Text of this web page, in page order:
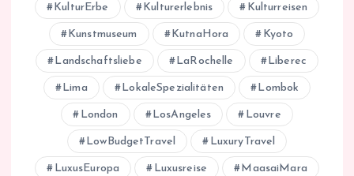
KulturErbe Kulturerlebnis Kulturreisen
Kunstmuseum KutnaHora Kyoto
Landschaftsliebe LaRochelle Liberec
Lima LokaleSpezialitäten Lombok
London LosAngeles Louvre
LowBudgetTravel LuxuryTravel
LuxusEuropa Luxusreise MaasaiMara